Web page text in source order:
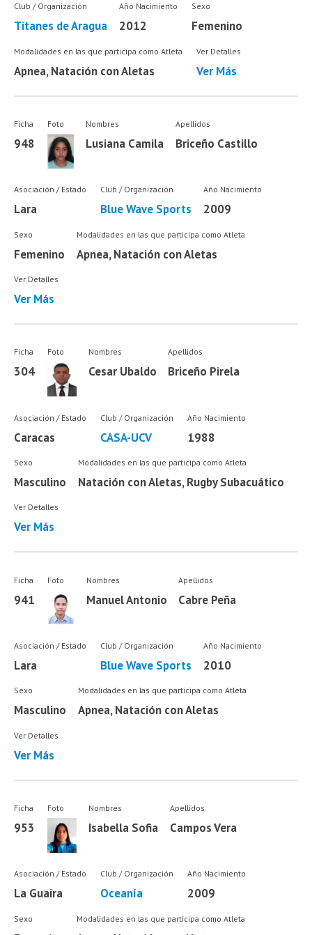
Club / Organización
Titanes de Aragua
Año Nacimiento
2012
Sexo
Femenino
Modalidades en las que participa como Atleta
Apnea, Natación con Aletas
Ver Detalles
Ver Más
Ficha
948
Foto Nombres
Lusiana Camila
Apellidos
Briceño Castillo
Asociación / Estado
Lara
Club / Organización
Blue Wave Sports
Año Nacimiento
2009
Sexo
Femenino
Modalidades en las que participa como Atleta
Apnea, Natación con Aletas
Ver Detalles
Ver Más
Ficha
304
Foto Nombres
Cesar Ubaldo
Apellidos
Briceño Pirela
Asociación / Estado
Caracas
Club / Organización
CASA-UCV
Año Nacimiento
1988
Sexo
Masculino
Modalidades en las que participa como Atleta
Natación con Aletas, Rugby Subacuático
Ver Detalles
Ver Más
Ficha
941
Foto Nombres
Manuel Antonio
Apellidos
Cabre Peña
Asociación / Estado
Lara
Club / Organización
Blue Wave Sports
Año Nacimiento
2010
Sexo
Masculino
Modalidades en las que participa como Atleta
Apnea, Natación con Aletas
Ver Detalles
Ver Más
Ficha
953
Foto Nombres
Isabella Sofia
Apellidos
Campos Vera
Asociación / Estado
La Guaira
Club / Organización
Oceanía
Año Nacimiento
2009
Sexo Modalidades en las que participa como Atleta